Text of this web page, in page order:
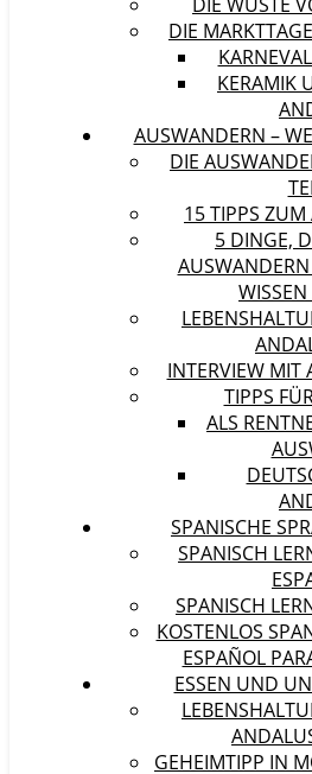
DIE
KERAMIK
AUSWANDERN –
DIE
15 TIPPS
5 DINGE,
INTERVIEW MIT
TIPPS
ALS
SPANISCHE
SPANISCH
SPANISCH
KOSTENLOS
ESPAÑOL
ESSEN UND
GEHEIMTIPP IN